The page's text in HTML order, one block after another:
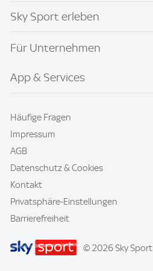
Sky Sport erleben
Für Unternehmen
App & Services
Häufige Fragen
Impressum
AGB
Datenschutz & Cookies
Kontakt
Privatsphäre-Einstellungen
Barrierefreiheit
© 2026 Sky Sport